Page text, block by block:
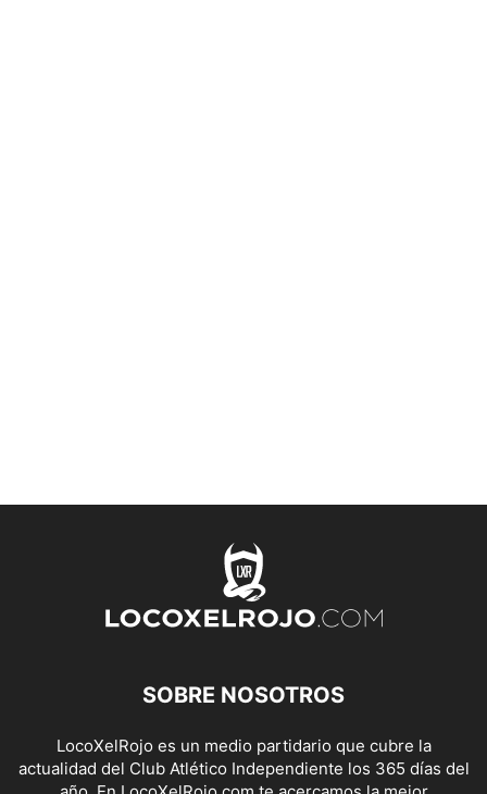
SOBRE NOSOTROS
LocoXelRojo es un medio partidario que cubre la
actualidad del Club Atlético Independiente los 365 días del